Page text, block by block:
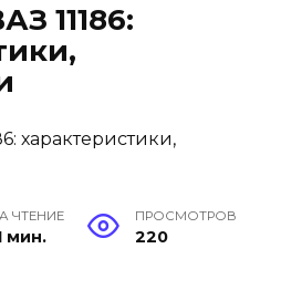
11186:
ЧТЕНИЕ
мин.
ПРОСМОТРОВ
220